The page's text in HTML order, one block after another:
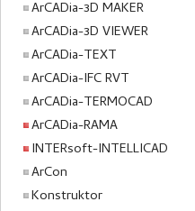
ArCADia-3D MAKER
ArCADia-3D VIEWER
ArCADia-TEXT
ArCADia-IFC RVT
ArCADia-TERMOCAD
ArCADia-RAMA
INTERsoft-INTELLICAD
ArCon
Konstruktor